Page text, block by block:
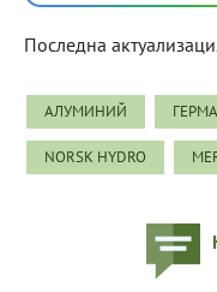
Последна
АЛУМИНИЙ
NORSK HYDRO